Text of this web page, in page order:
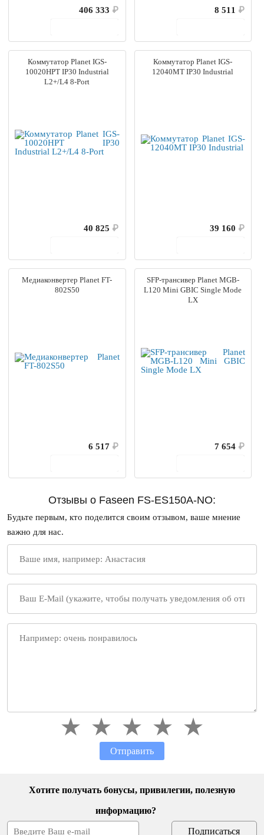
406 333 ₽
8 511 ₽
Коммутатор Planet IGS-
10020HPT IP30 Industrial
L2+/L4 8-Port
40 825 ₽
Коммутатор Planet IGS-
12040MT IP30 Industrial
39 160 ₽
Медиаконвертер Planet FT-
802S50
6 517 ₽
SFP-трансивер Planet MGB-
L120 Mini GBIC Single Mode
LX
7 654 ₽
Отзывы о Faseen FS-ES150A-NO:
Будьте первым, кто поделится своим отзывом, ваше мнение
важно для нас.
Отправить
Хотите получать бонусы, привилегии, полезную
информацию?